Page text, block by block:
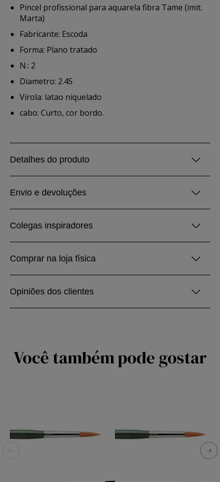
Pincel profissional para aquarela fibra Tame (imit.
Marta)
Fabricante: Escoda
Forma: Plano tratado
N.: 2
Diametro: 2.45
Virola: latao niquelado
cabo: Curto, cor bordo.
Detalhes do produto
Envio e devoluções
Colegas inspiradores
Comprar na loja física
Opiniões dos clientes
Você também pode gostar